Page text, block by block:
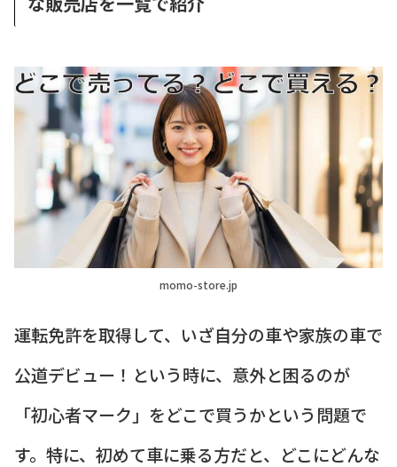
momo-store.jp
運転免許を取得して、いざ自分の車や家族の車で
公道デビュー！という時に、意外と困るのが
「初心者マーク」をどこで買うかという問題で
す。特に、初めて車に乗る方だと、どこにどんな